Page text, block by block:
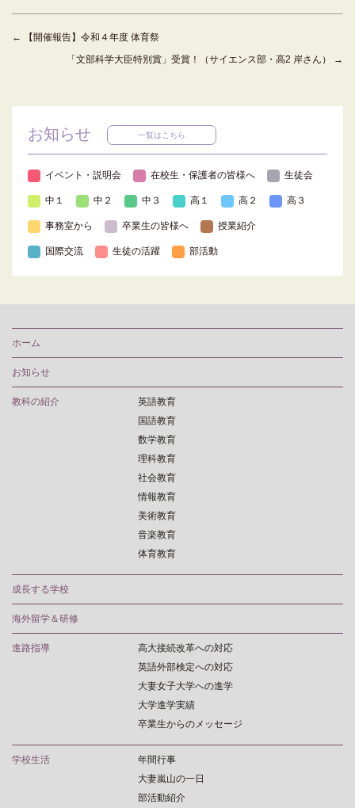
←
【開催報告】令和４年度 体育祭
「文部科学大臣特別賞」受賞！（サイエンス部・高2 岸さん）
→
お知らせ 一覧はこちら
イベント・説明会 在校生・保護者の皆様へ 生徒会
中１ 中２ 中３ 高１ 高２ 高３
事務室から 卒業生の皆様へ 授業紹介
国際交流 生徒の活躍 部活動
ホーム
お知らせ
教科の紹介
英語教育
国語教育
数学教育
理科教育
社会教育
情報教育
美術教育
音楽教育
体育教育
成長する学校
海外留学＆研修
進路指導
高大接続改革への対応
英語外部検定への対応
大妻女子大学への進学
大学進学実績
卒業生からのメッセージ
学校生活
年間行事
大妻嵐山の一日
部活動紹介